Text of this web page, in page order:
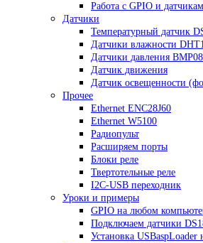
Работа с GPIO и
Датчики
Температурный датчик
Датчики влажности
Датчики давления
Датчик движения
Датчик освещенности
Прочее
Ethernet ENC28J60
Ethernet W5100
Радиопульт
Расширяем порты
Блоки реле
Твертотельные реле
I2C-USB переходник
Уроки и примеры
GPIO на любом
Подключаем датчики
Установка USBaspLoader